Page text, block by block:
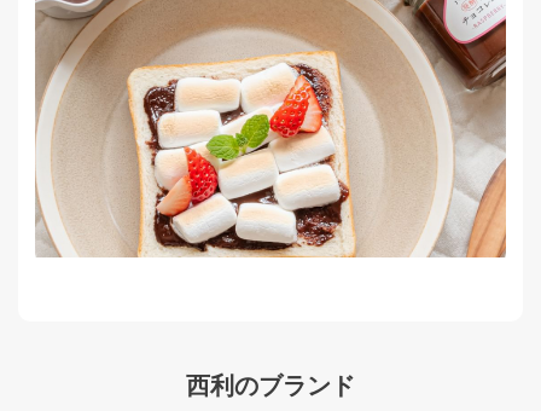
西利のブランド